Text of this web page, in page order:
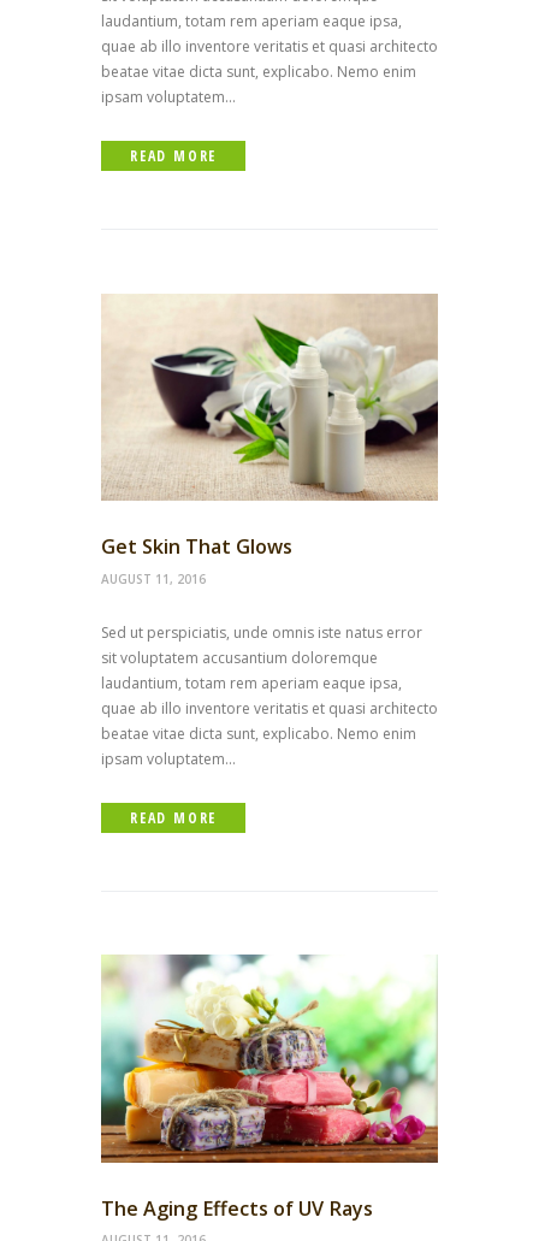
laudantium, totam rem aperiam eaque ipsa,
quae ab illo inventore veritatis et quasi architecto
beatae vitae dicta sunt, explicabo. Nemo enim
ipsam voluptatem...
READ MORE
Get Skin That Glows
AUGUST 11, 2016
Sed ut perspiciatis, unde omnis iste natus error
sit voluptatem accusantium doloremque
laudantium, totam rem aperiam eaque ipsa,
quae ab illo inventore veritatis et quasi architecto
beatae vitae dicta sunt, explicabo. Nemo enim
ipsam voluptatem...
READ MORE
The Aging Effects of UV Rays